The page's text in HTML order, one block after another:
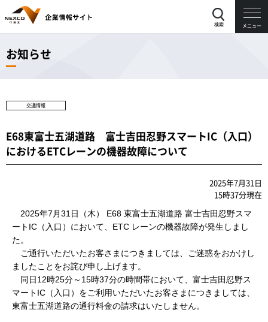
検索 メニュー
お知らせ
交通情報
E68東富士五湖道路 富士吉田忍野スマートIC（入口）
におけるETCレーンの機器故障について
2025年7月31日
15時37分現在
2025年7月31日（木） E68 東富士五湖道路 富士吉田忍野スマ
ートIC（入口）において、ETC レーンの機器故障が発生しまし
た。
ご通行いただいたお客さまにつきましては、ご迷惑をおかけし
ましたことをお詫び申し上げます。
同日12時25分～15時37分の時間帯において、富士吉田忍野ス
マートIC（入口）をご利用いただいたお客さまにつきましては、
東富士五湖道路の通行料金の請求はいたしません。